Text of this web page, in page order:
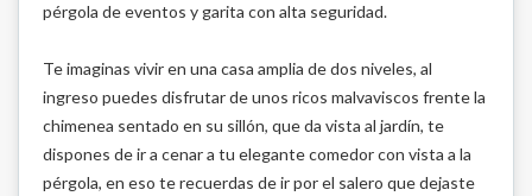
pérgola de eventos y garita con alta seguridad.
Te imaginas vivir en una casa amplia de dos niveles, al
ingreso puedes disfrutar de unos ricos malvaviscos frente la
chimenea sentado en su sillón, que da vista al jardín, te
dispones de ir a cenar a tu elegante comedor con vista a la
pérgola, en eso te recuerdas de ir por el salero que dejaste